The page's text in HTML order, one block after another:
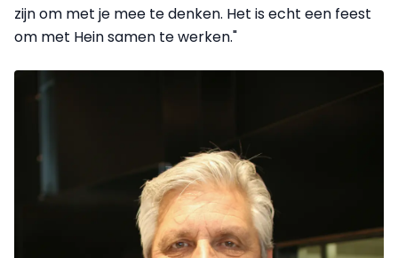
zijn om met je mee te denken. Het is echt een feest
om met Hein samen te werken."